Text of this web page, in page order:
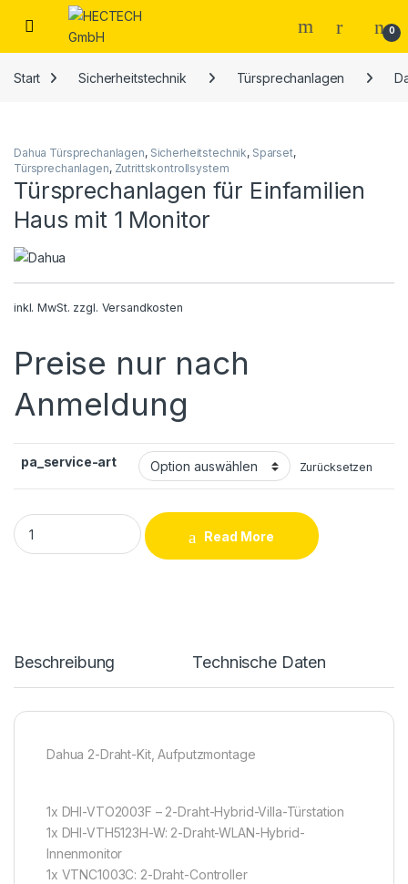
Open 0
Start Sicherheitstechnik Türsprechanlagen
Dahua Türsprechanlagen, Sicherheitstechnik, Sparset,
Türsprechanlagen, Zutrittskontrollsystem
Türsprechanlagen für Einfamilien
Haus mit 1 Monitor
inkl. MwSt. zzgl. Versandkosten
Preise nur nach
Anmeldung
pa_service-art Zurücksetzen
Türsprechanlagen für Einfamilien Haus mit 1 Monitor quantity
Read More
Beschreibung Technische Daten
Dahua 2-Draht-Kit, Aufputzmontage
1x DHI-VTO2003F – 2-Draht-Hybrid-Villa-Türstation
1x DHI-VTH5123H-W: 2-Draht-WLAN-Hybrid-
Innenmonitor
1x VTNC1003C: 2-Draht-Controller